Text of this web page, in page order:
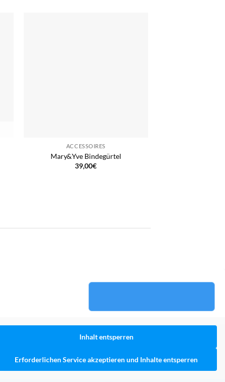
ACCESSOIRES
Mary&Yve Bindegürtel
39,00€
Inhalt entsperren
Erforderlichen Service akzeptieren und Inhalte entsperren